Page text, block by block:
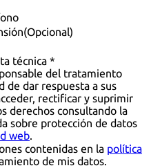
(Opcional)
técnica *
del tratamiento
de dar respuesta a sus
rectificar y suprimir
derechos consultando la
sobre protección de datos
web.
contenidas en la política
de mis datos.